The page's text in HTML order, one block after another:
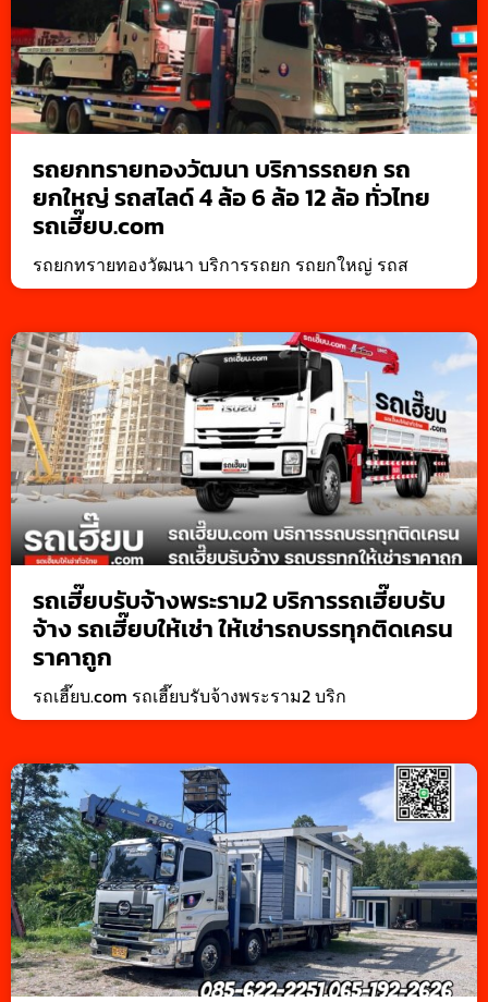
รถยกทรายทองวัฒนา บริการรถยก รถ
ยกใหญ่ รถสไลด์ 4 ล้อ 6 ล้อ 12 ล้อ ทั่วไทย
รถเฮี๊ยบ.com
รถยกทรายทองวัฒนา บริการรถยก รถยกใหญ่ รถส
รถเฮี๊ยบรับจ้างพระราม2 บริการรถเฮี๊ยบรับ
จ้าง รถเฮี๊ยบให้เช่า ให้เช่ารถบรรทุกติดเครน
ราคาถูก
รถเฮี๊ยบ.com รถเฮี๊ยบรับจ้างพระราม2 บริก